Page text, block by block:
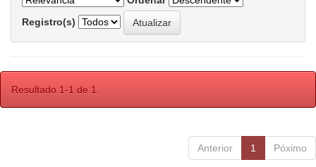
Registro(s)
Resultado 1-1 de 1.
Anterior 1 Póximo